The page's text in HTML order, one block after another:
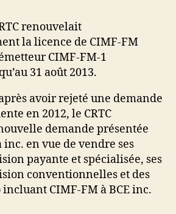
renouvelait
la licence de CIMF-FM
CIMF-FM-1
31 août 2013.
avoir rejeté une demande
en 2012, le CRTC
demande présentée
en vue de vendre ses
payante et spécialisée, ses
conventionnelles et des
CIMF-FM à BCE inc.